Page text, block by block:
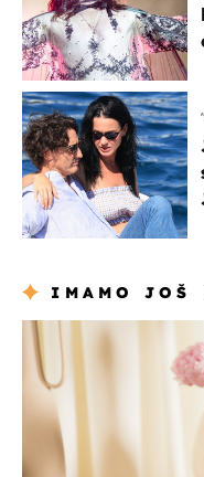
IMAMO JOŠ
moda & ljepota